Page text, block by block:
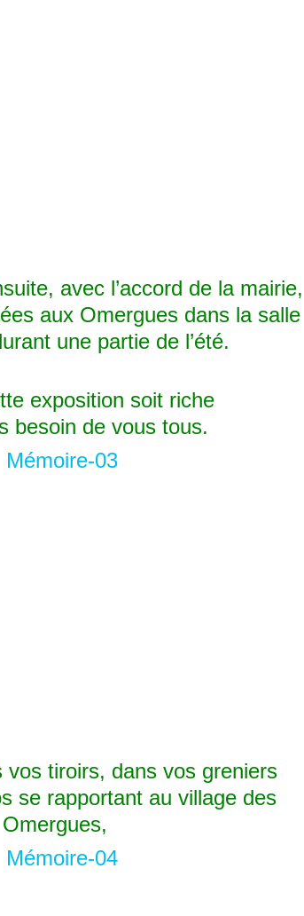
avec l’accord de la mairie,
aux Omergues dans la salle
une partie de l’été.
exposition soit riche
besoin de vous tous.
vos tiroirs, dans vos greniers
se rapportant au village des
Omergues,